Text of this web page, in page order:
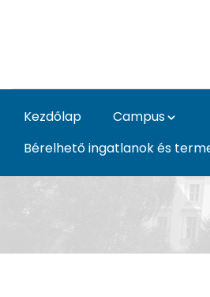
Kezdőlap Campus
Bérelhető ingatlanok és
Kooperatív